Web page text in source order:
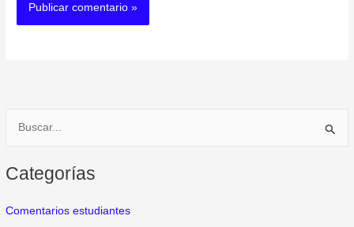
s
a
Categorías
Comentarios estudiantes